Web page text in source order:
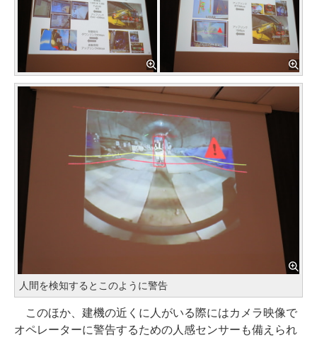
人間を検知するとこのように警告
このほか、建機の近くに人がいる際にはカメラ映像で
オペレーターに警告するための人感センサーも備えられ